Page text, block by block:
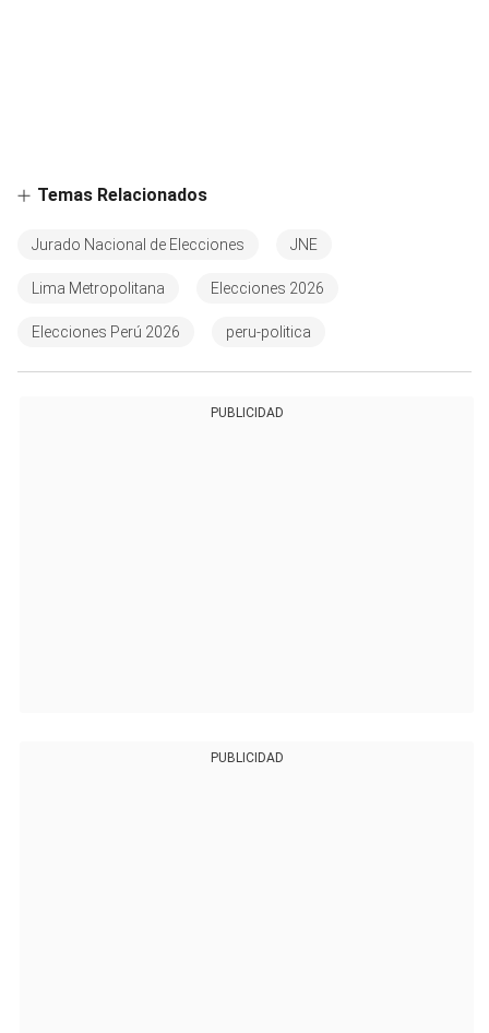
Temas Relacionados
Jurado Nacional de Elecciones JNE
Lima Metropolitana Elecciones 2026
Elecciones Perú 2026 peru-politica
PUBLICIDAD
PUBLICIDAD